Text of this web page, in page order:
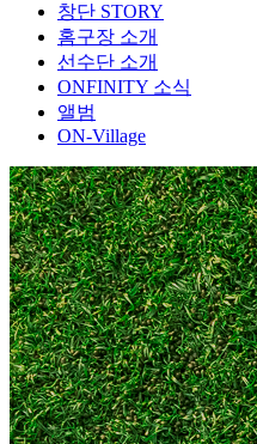
창단 STORY
홈구장 소개
선수단 소개
ONFINITY 소식
앨범
ON-Village